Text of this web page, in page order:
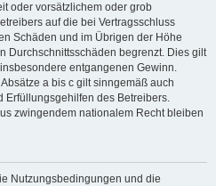
oder vorsätzlichem oder grob
auf die bei Vertragsschluss
Schäden und im Übrigen der Höhe
Durchschnittsschäden begrenzt. Dies gilt
entgangenen Gewinn.
a bis c gilt sinngemäß auch
Erfüllungsgehilfen des Betreibers.
zwingendem nationalem Recht bleiben
Nutzungsbedingungen und die